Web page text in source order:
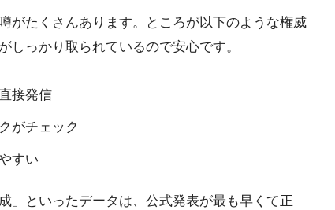
がたくさんあります。ところが以下のような権威
しっかり取られているので安心です。
接発信
がチェック
すい
」といったデータは、公式発表が最も早くて正